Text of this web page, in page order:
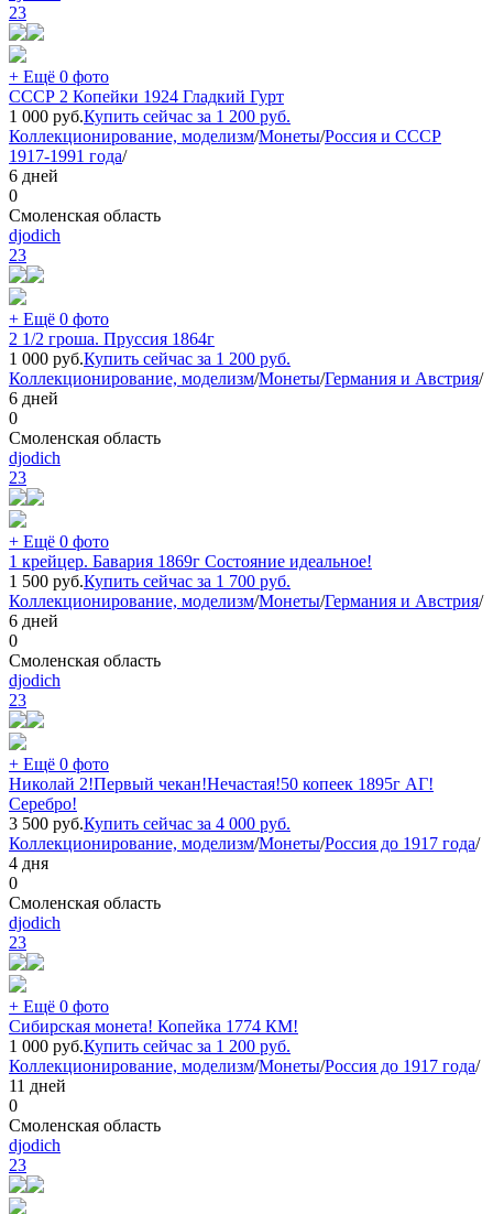
23
+ Ещё 0 фото
СССР 2 Копейки 1924 Гладкий Гурт
1 000 руб.Купить сейчас за 1 200 руб.
Коллекционирование, моделизм/Монеты/Россия и СССР
1917-1991 года/
6 дней
0
Смоленская область
djodich
23
+ Ещё 0 фото
2 1/2 гроша. Пруссия 1864г
1 000 руб.Купить сейчас за 1 200 руб.
Коллекционирование, моделизм/Монеты/Германия и Австрия/
6 дней
0
Смоленская область
djodich
23
+ Ещё 0 фото
1 крейцер. Бавария 1869г Состояние идеальное!
1 500 руб.Купить сейчас за 1 700 руб.
Коллекционирование, моделизм/Монеты/Германия и Австрия/
6 дней
0
Смоленская область
djodich
23
+ Ещё 0 фото
Николай 2!Первый чекан!Нечастая!50 копеек 1895г АГ!
Серебро!
3 500 руб.Купить сейчас за 4 000 руб.
Коллекционирование, моделизм/Монеты/Россия до 1917 года/
4 дня
0
Смоленская область
djodich
23
+ Ещё 0 фото
Сибирская монета! Копейка 1774 КМ!
1 000 руб.Купить сейчас за 1 200 руб.
Коллекционирование, моделизм/Монеты/Россия до 1917 года/
11 дней
0
Смоленская область
djodich
23